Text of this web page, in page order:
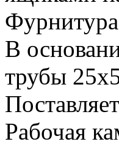
В
трубы
Рабочая